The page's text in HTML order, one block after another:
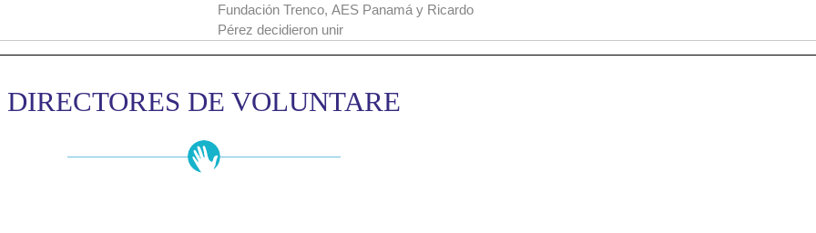
Fundación Trenco, AES Panamá y Ricardo
Pérez decidieron unir
DIRECTORES DE VOLUNTARE